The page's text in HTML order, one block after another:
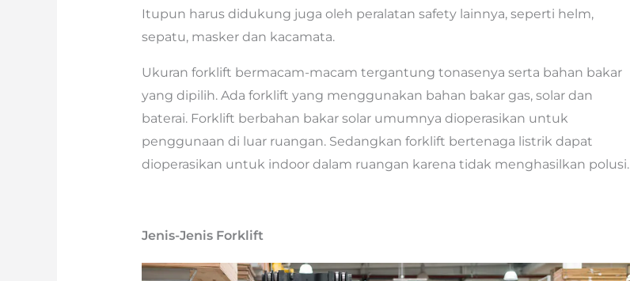
Itupun harus didukung juga oleh peralatan safety lainnya, seperti helm,
sepatu, masker dan kacamata.
Ukuran forklift bermacam-macam tergantung tonasenya serta bahan bakar
yang dipilih. Ada forklift yang menggunakan bahan bakar gas, solar dan
baterai. Forklift berbahan bakar solar umumnya dioperasikan untuk
penggunaan di luar ruangan. Sedangkan forklift bertenaga listrik dapat
dioperasikan untuk indoor dalam ruangan karena tidak menghasilkan polusi.
Jenis-Jenis Forklift